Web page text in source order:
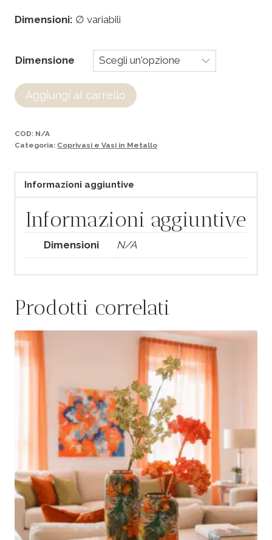
Dimensioni: ∅ variabili
Dimensione
Aggiungi al carrello
COD: N/A
Categoria: Coprivasi e Vasi in Metallo
Informazioni aggiuntive
Informazioni aggiuntive
Dimensioni N/A
Prodotti correlati